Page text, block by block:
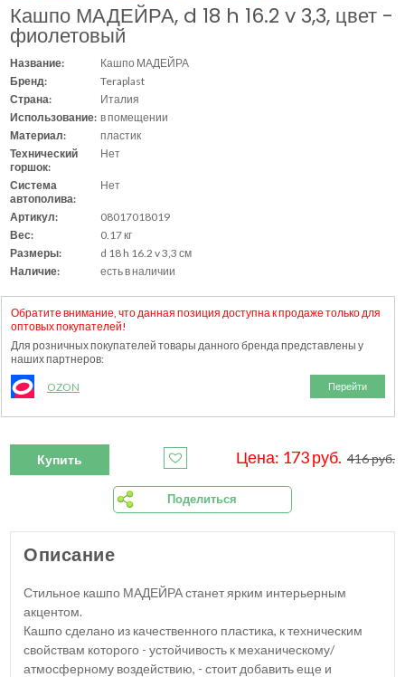
Кашпо МАДЕЙРА, d 18 h 16.2 v 3,3, цвет -
фиолетовый
Название:
Кашпо МАДЕЙРА
Бренд:
Teraplast
Страна:
Италия
Использование: в помещении
Материал:
пластик
Технический
горшок:
Нет
Система
автополива:
Нет
Артикул:
08017018019
Вес:
0.17 кг
Размеры:
d 18 h 16.2 v 3,3 см
Наличие:
есть в наличии
Обратите внимание, что данная позиция доступна к продаже только для
оптовых покупателей!
Для розничных покупателей товары данного бренда представлены у
наших партнеров:
OZON Перейти
Купить Цена: 173 руб. 416 руб.
Поделиться
Описание
Стильное кашпо МАДЕЙРА станет ярким интерьерным
акцентом.
Кашпо сделано из качественного пластика, к техническим
свойствам которого - устойчивость к механическому/
атмосферному воздействию, - стоит добавить еще и